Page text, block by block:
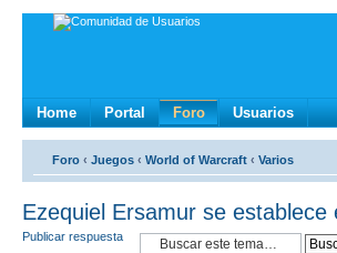
Home Portal Foro Usuarios
Foro ‹ Juegos ‹ World of Warcraft ‹ Varios
Ezequiel Ersamur se establece
Publicar respuesta